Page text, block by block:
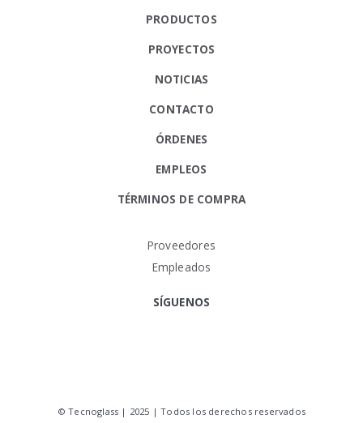
PRODUCTOS
PROYECTOS
NOTICIAS
CONTACTO
ÓRDENES
EMPLEOS
TÉRMINOS DE COMPRA
Proveedores
Empleados
SÍGUENOS
© Tecnoglass | 2025 | Todos los derechos reservados